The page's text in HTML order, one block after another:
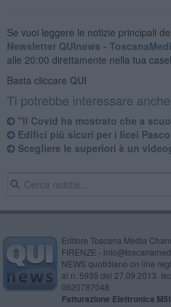
Se vuoi leggere le notizie principali
Newsletter QUInews -
alle 20:00 direttamente nella tua
Basta cliccare QUI
Ti potrebbe interessare
"Il Covid ha mostrato che a
Edifici più sicuri per i licei
Scegliere le superiori è un
Editore Toscana Media
FIRENZE -
NEWS quotidiano on line
al n. 5935 del 27.09.2013.
0620787048
Fatturazione Elettronica